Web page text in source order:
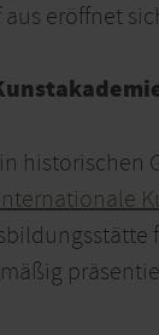
aus eröffnet
historischen